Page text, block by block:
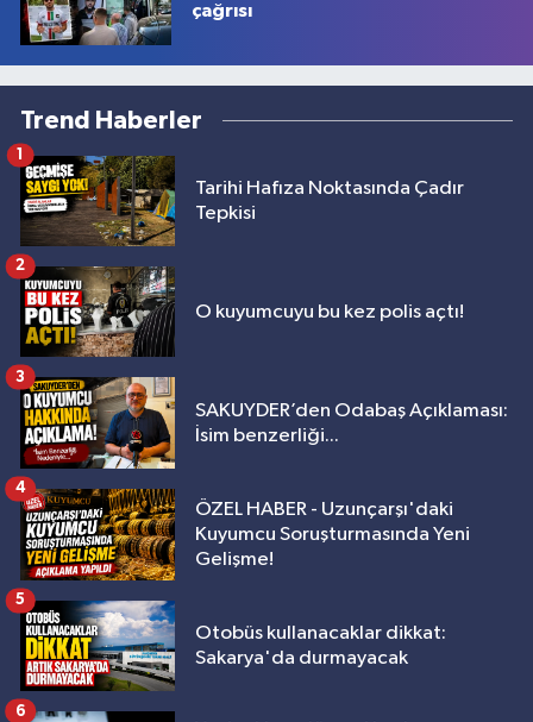
çağrısı
Trend Haberler
Tarihi Hafıza Noktasında Çadır
Tepkisi
1
O kuyumcuyu bu kez polis açtı!
2
SAKUYDER’den Odabaş Açıklaması:
İsim benzerliği...
3
ÖZEL HABER - Uzunçarşı'daki
Kuyumcu Soruşturmasında Yeni
Gelişme!
4
Otobüs kullanacaklar dikkat:
Sakarya'da durmayacak
5
6